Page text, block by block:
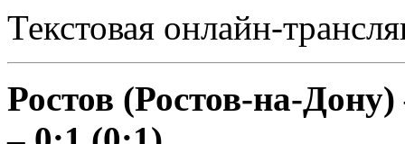
Текстовая онлайн-
Ростов (Ростов-на-